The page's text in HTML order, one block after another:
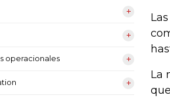
operacionales
La